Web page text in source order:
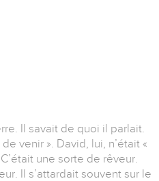
Il savait de quoi il parlait.
venir ». David, lui, n’était «
une sorte de rêveur.
Il s’attardait souvent sur le